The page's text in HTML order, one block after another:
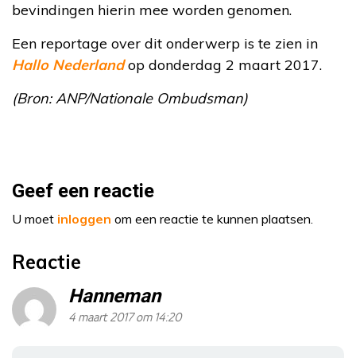
bevindingen hierin mee worden genomen.
Een reportage over dit onderwerp is te zien in
Hallo Nederland op donderdag 2 maart 2017.
(Bron: ANP/Nationale Ombudsman)
Geef een reactie
U moet inloggen om een reactie te kunnen plaatsen.
Reactie
Hanneman
4 maart 2017 om 14:20